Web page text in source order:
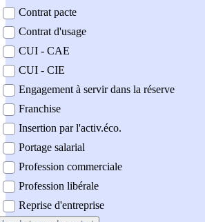
Contrat pacte
Contrat d'usage
CUI - CAE
CUI - CIE
Engagement à servir dans la réserve
Franchise
Insertion par l'activ.éco.
Portage salarial
Profession commerciale
Profession libérale
Reprise d'entreprise